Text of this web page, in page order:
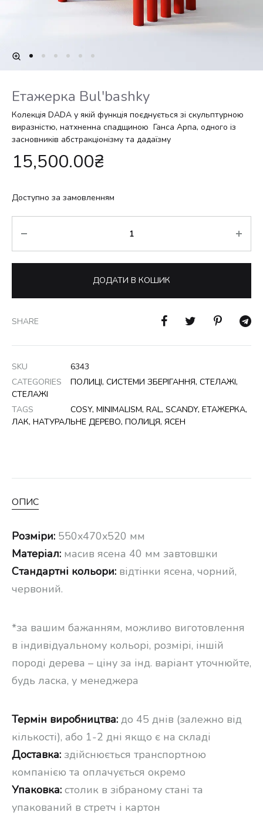
Етажерка Bulʹbashky
Колекція DADA у якій функція поєднується зі скульптурною
виразністю, натхненна спадщиною Ганса Арпа, одного із
засновників абстракціонізму та дадаїзму
15,500.00₴
Доступно за замовленням
ДОДАТИ В КОШИК
SHARE
SKU
6343
CATEGORIES
ПОЛИЦІ, СИСТЕМИ ЗБЕРІГАННЯ, СТЕЛАЖІ,
СТЕЛАЖІ
TAGS
COSY, MINIMALISM, RAL, SCANDY, ЕТАЖЕРКА,
ЛАК, НАТУРАЛЬНЕ ДЕРЕВО, ПОЛИЦЯ, ЯСЕН
ОПИС
Розміри: 550x470x520 мм
Матеріал: масив ясена 40 мм завтовшки
Стандартні кольори: відтінки ясена, чорний,
червоний.
*за вашим бажанням, можливо виготовлення
в індивідуальному кольорі, розмірі, іншій
породі дерева – ціну за інд. варіант уточнюйте,
будь ласка, у менеджера
Термін виробництва: до 45 днів (залежно від
кількості), або 1-2 дні якщо є на складі
Доставка: здійснюється транспортною
компанією та оплачується окремо
Упаковка: столик в зібраному стані та
упакований в стретч і картон